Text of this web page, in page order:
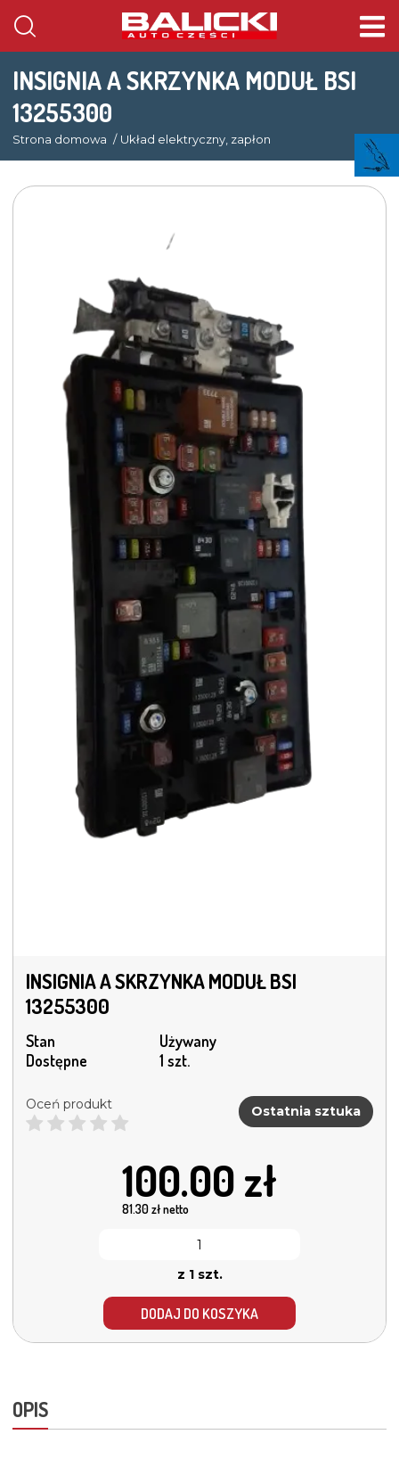
INSIGNIA A SKRZYNKA MODUŁ BSI
13255300
Strona domowa Układ elektryczny, zapłon
INSIGNIA A SKRZYNKA MODUŁ BSI
13255300
Stan
Używany
Dostępne
1 szt.
Oceń produkt Ostatnia sztuka
100.00 zł
81.30zł netto
z 1 szt.
DODAJ DO KOSZYKA
OPIS